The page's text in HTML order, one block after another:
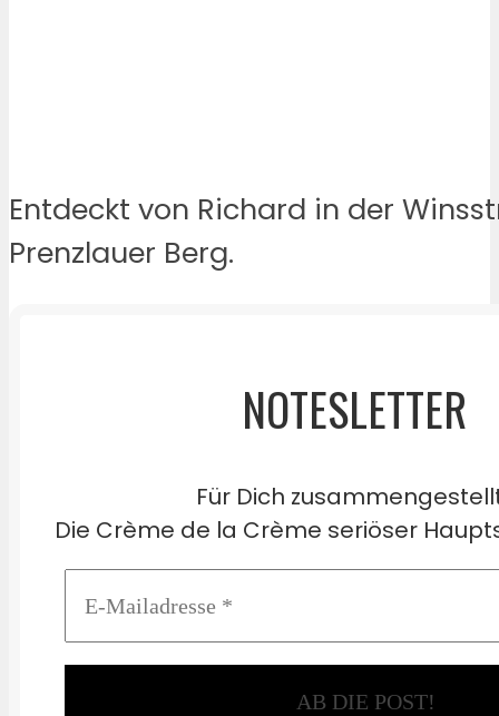
Entdeckt von Richard in der
Prenzlauer Berg.
NOTESLETTER
Für Dich
Die Crème de la Crème seriöser